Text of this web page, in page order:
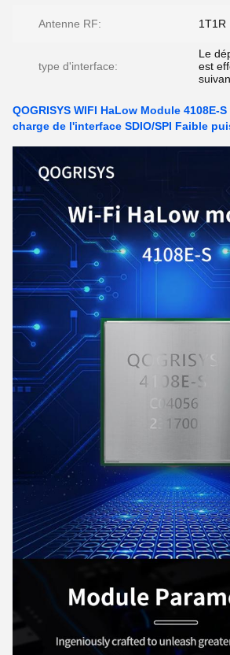
Antenne RF: 1T1R
type d'interface:
Le
est
QOGRISYS WIFI HaLow Module 4108E-
charge de l'interface SDIO/SPI Faible